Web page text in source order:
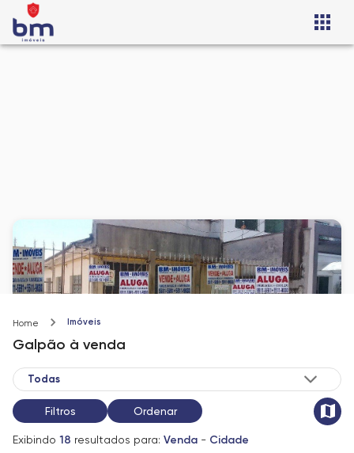
Home Imóveis
Galpão à venda
Filtros Ordenar
Exibindo 18 resultados para: Venda - Cidade
Galpão à venda e para locação em São Paulo,
Santo Amaro, com 480 m²
Santo Amaro